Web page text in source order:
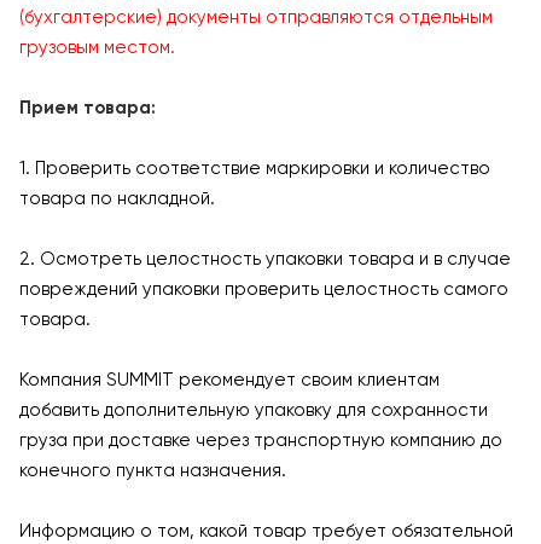
(бухгалтерские) документы отправляются отдельным
грузовым местом.
Прием товара:
1. Проверить соответствие маркировки и количество
товара по накладной.
2. Осмотреть целостность упаковки товара и в случае
повреждений упаковки проверить целостность самого
товара.
Компания SUMMIT рекомендует своим клиентам
добавить дополнительную упаковку для сохранности
груза при доставке через транспортную компанию до
конечного пункта назначения.
Информацию о том, какой товар требует обязательной